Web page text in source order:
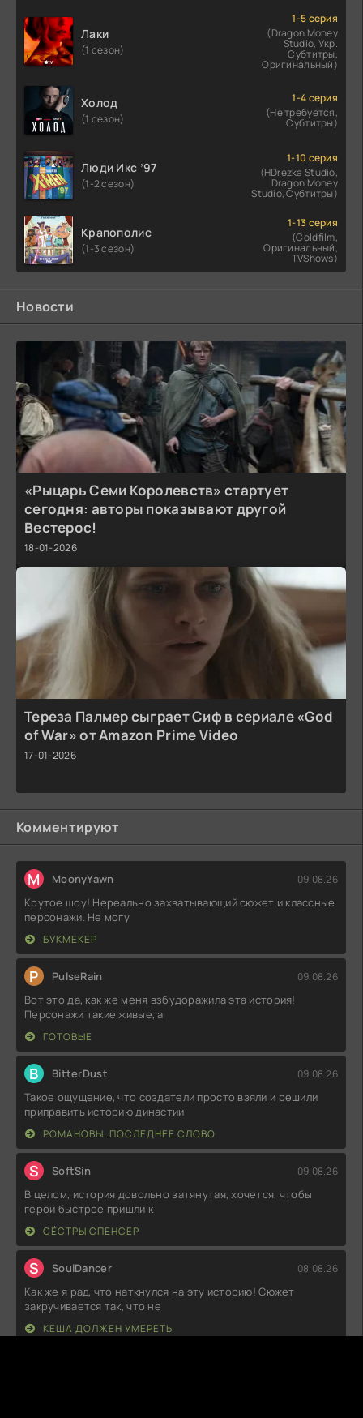
Лаки
(1 сезон)
1-5 серия
(Dragon Money
Studio, Укр.
Субтитры,
Оригинальный)
Холод
(1 сезон)
1-4 серия
(Не требуется,
Субтитры)
Люди Икс ’97
(1-2 сезон)
1-10 серия
(HDrezka Studio,
Dragon Money
Studio, Субтитры)
Крапополис
(1-3 сезон)
1-13 серия
(Coldfilm,
Оригинальный,
TVShows)
Новости
«Рыцарь Семи Королевств» стартует
сегодня: авторы показывают другой
Вестерос!
18-01-2026
Тереза Палмер сыграет Сиф в сериале «God
of War» от Amazon Prime Video
17-01-2026
Комментируют
M MoonyYawn 09.08.26
Крутое шоу! Нереально захватывающий сюжет и классные
персонажи. Не могу
БУКМЕКЕР
P PulseRain 09.08.26
Вот это да, как же меня взбудоражила эта история!
Персонажи такие живые, а
ГОТОВЫЕ
B BitterDust 09.08.26
Такое ощущение, что создатели просто взяли и решили
приправить историю династии
РОМАНОВЫ. ПОСЛЕДНЕЕ СЛОВО
S SoftSin 09.08.26
В целом, история довольно затянутая, хочется, чтобы
герои быстрее пришли к
СЁСТРЫ СПЕНСЕР
S SoulDancer 08.08.26
Как же я рад, что наткнулся на эту историю! Сюжет
закручивается так, что не
КЕША ДОЛЖЕН УМЕРЕТЬ